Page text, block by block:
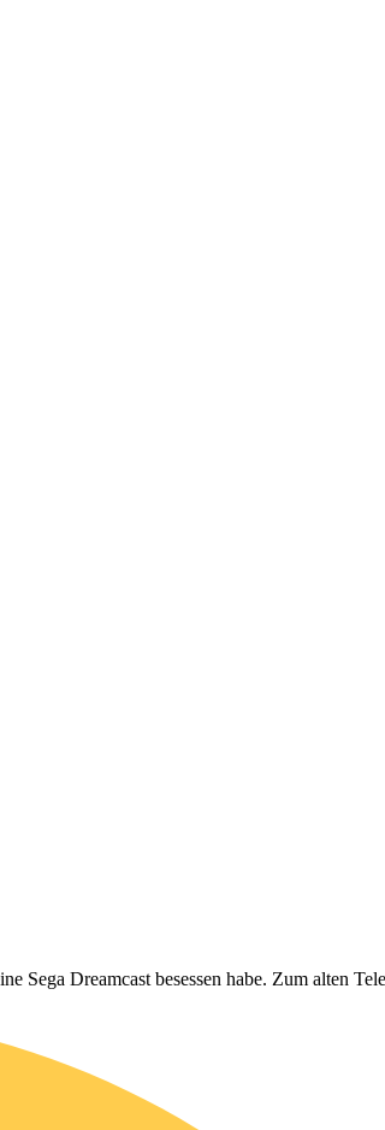
Sega Dreamcast besessen habe. Zum alten